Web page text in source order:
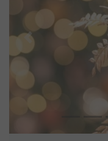
Zurück